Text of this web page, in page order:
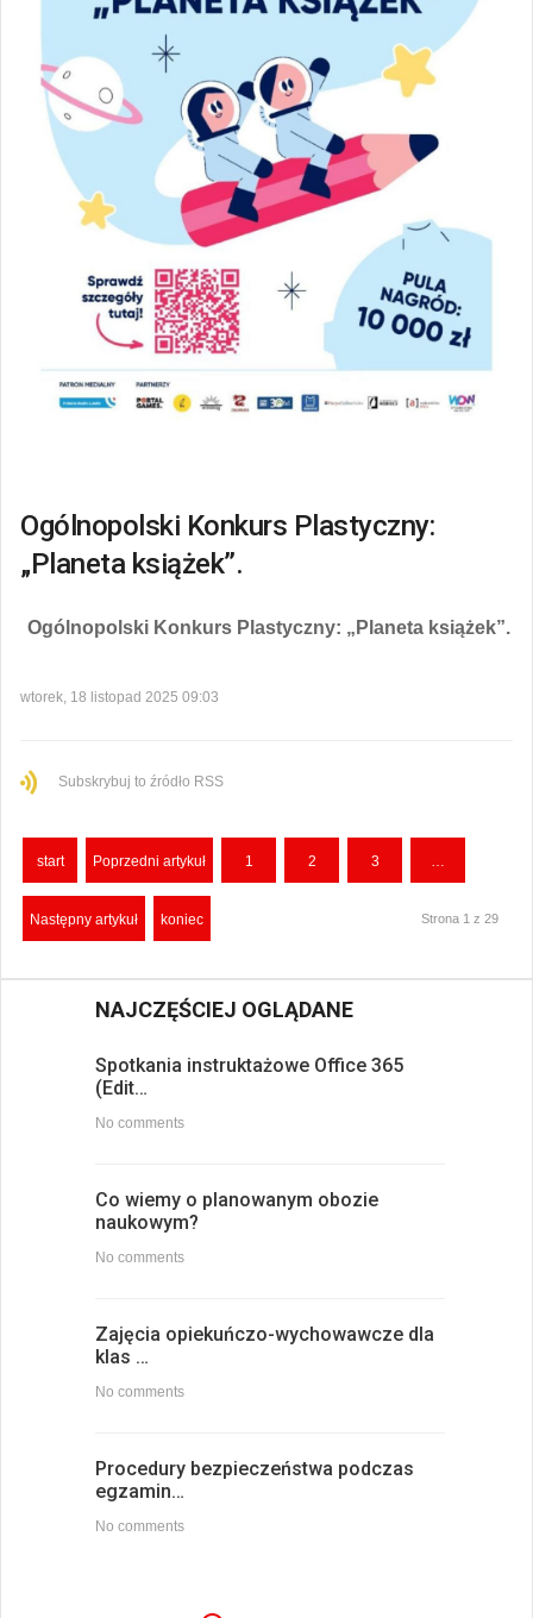
Ogólnopolski Konkurs Plastyczny:
„Planeta książek”.
Ogólnopolski Konkurs Plastyczny: „Planeta książek”.
wtorek, 18 listopad 2025 09:03
Subskrybuj to źródło RSS
start Poprzedni artykuł 1 2 3
Następny artykuł koniec Strona 1 z 29
NAJCZĘŚCIEJ OGLĄDANE
Spotkania instruktażowe Office 365
(Edit…
No comments
Co wiemy o planowanym obozie
naukowym?
No comments
Zajęcia opiekuńczo-wychowawcze dla
klas …
No comments
Procedury bezpieczeństwa podczas
egzamin…
No comments